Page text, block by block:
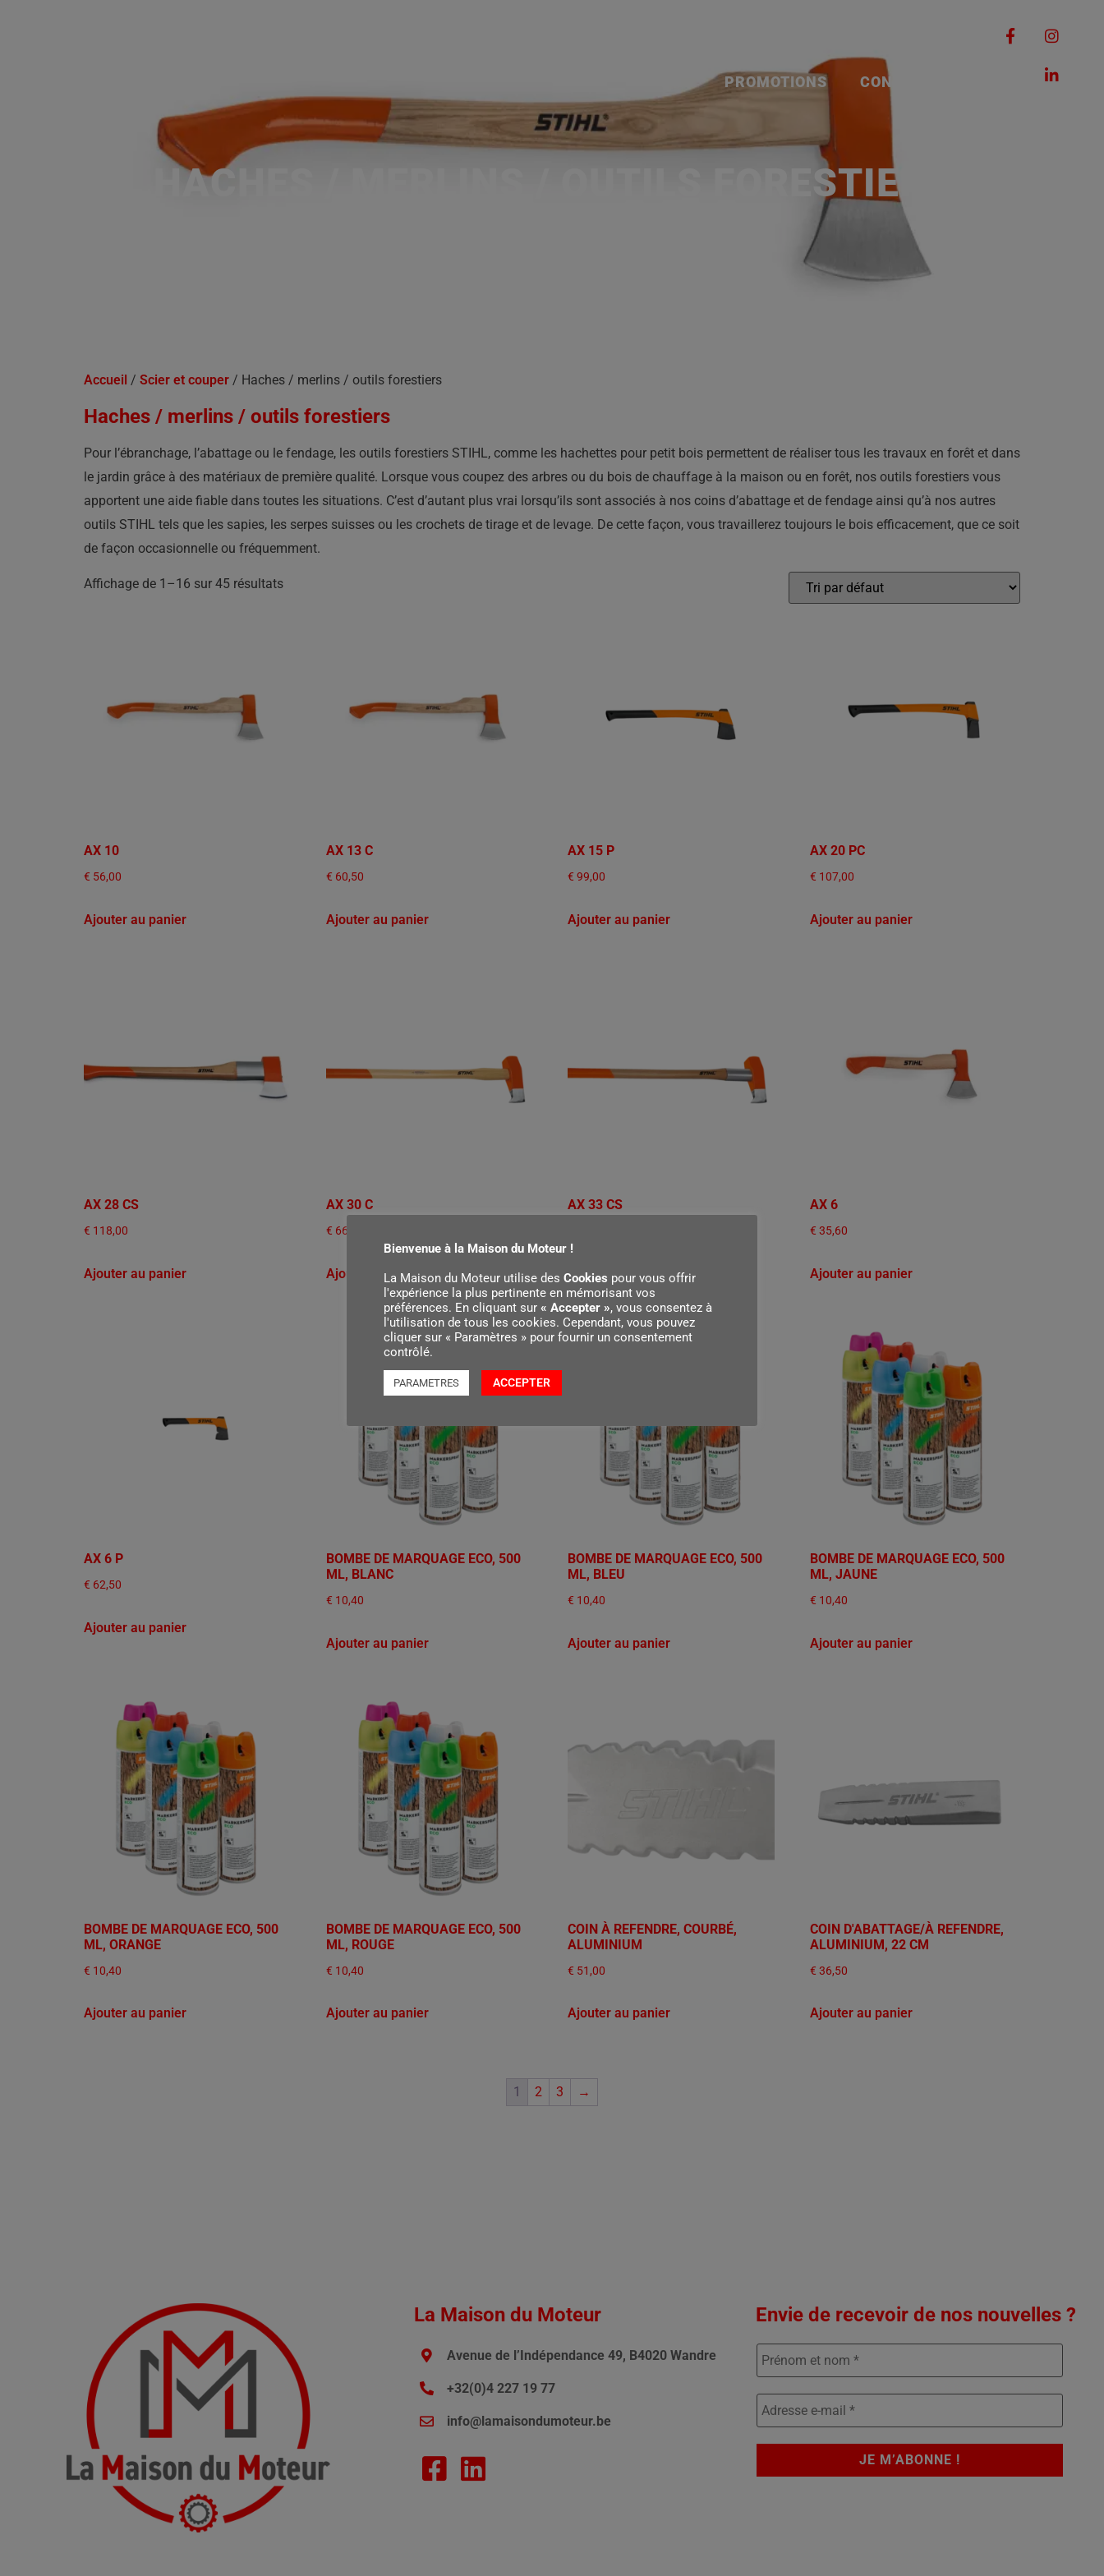
PROMOTIONS CONTACT
HACHES / MERLINS / OUTILS FORESTIERS
Accueil / Scier et couper / Haches / merlins / outils forestiers
Haches / merlins / outils forestiers
Pour l’ébranchage, l’abattage ou le fendage, les outils forestiers STIHL, comme les hachettes pour petit bois permettent de réaliser tous les travaux en forêt et dans
le jardin grâce à des matériaux de première qualité. Lorsque vous coupez des arbres ou du bois de chauffage à la maison ou en forêt, nos outils forestiers vous
apportent une aide fiable dans toutes les situations. C’est d’autant plus vrai lorsqu’ils sont associés à nos coins d’abattage et de fendage ainsi qu’à nos autres
outils STIHL tels que les sapies, les serpes suisses ou les crochets de tirage et de levage. De cette façon, vous travaillerez toujours le bois efficacement, que ce soit
de façon occasionnelle ou fréquemment.
Affichage de 1–16 sur 45 résultats
AX 10
€ 56,00
Ajouter au panier
AX 13 C
€ 60,50
Ajouter au panier
AX 15 P
€ 99,00
Ajouter au panier
AX 20 PC
€ 107,00
Ajouter au panier
AX 28 CS
€ 118,00
Ajouter au panier
AX 30 C
€ 66,50
Ajouter au panier
AX 33 CS
Ajouter au panier
AX 6
€ 35,60
Ajouter au panier
AX 6 P
€ 62,50
Ajouter au panier
BOMBE DE MARQUAGE ECO, 500
ML, BLANC
€ 10,40
Ajouter au panier
BOMBE DE MARQUAGE ECO, 500
ML, BLEU
€ 10,40
Ajouter au panier
BOMBE DE MARQUAGE ECO, 500
ML, JAUNE
€ 10,40
Ajouter au panier
BOMBE DE MARQUAGE ECO, 500
ML, ORANGE
€ 10,40
Ajouter au panier
BOMBE DE MARQUAGE ECO, 500
ML, ROUGE
€ 10,40
Ajouter au panier
COIN À REFENDRE, COURBÉ,
ALUMINIUM
€ 51,00
Ajouter au panier
COIN D'ABATTAGE/À REFENDRE,
ALUMINIUM, 22 CM
€ 36,50
Ajouter au panier
1 2 3 →
La Maison du Moteur
Avenue de l’Indépendance 49, B4020 Wandre
+32(0)4 227 19 77
info@lamaisondumoteur.be
Envie de recevoir de nos nouvelles ?
Bienvenue à la Maison du Moteur !
La Maison du Moteur utilise des Cookies pour vous offrir
l'expérience la plus pertinente en mémorisant vos
préférences. En cliquant sur « Accepter », vous consentez à
l'utilisation de tous les cookies. Cependant, vous pouvez
cliquer sur « Paramètres » pour fournir un consentement
contrôlé.
PARAMETRES ACCEPTER